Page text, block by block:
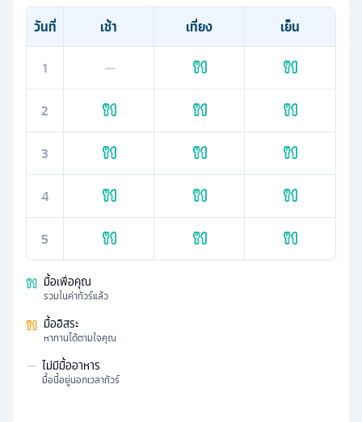
วันที่ เช้า เที่ยง
เย็น
1
—
2
3
4
5
มื้อเพื่อคุณ
รวมในค่าทัวร์แล้ว
มื้ออิสระ
หาทานได้ตามใจคุณ
— ไม่มีมื้ออาหาร
มื้อนี้อยู่นอกเวลาทัวร์